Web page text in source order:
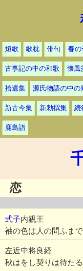
短歌 歌枕 俳句 春の
古事記の中の和歌 懐風
拾遺集 源氏物語の中の
新古今集 新勅撰集 続
鹿島詣
恋
式子内親王
袖の色は人の問ふま
左近中将良経
秋はをし契りは待た